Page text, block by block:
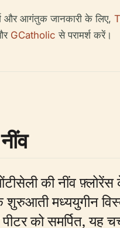
और आगंतुक जानकारी के लिए,
GCatholic से परामर्श करें।
की नींव
मध्ययुगीन
को समर्पित, यह